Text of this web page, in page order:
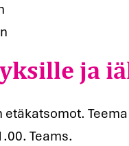
Teams.